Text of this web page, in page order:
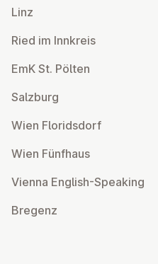
Linz
Ried im Innkreis
EmK St. Pölten
Salzburg
Wien Flor­idsdorf
Wien Fünfhaus
Vienna English-Speaking
Bregenz